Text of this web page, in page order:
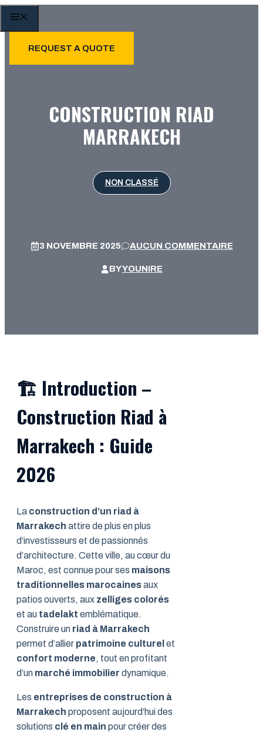
Aller
REQUEST A QUOTE
CONSTRUCTION RIAD
MARRAKECH
NON CLASSÉ
3 NOVEMBRE 2025 AUCUN COMMENTAIRE
BYYOUNIRE
🏗️ Introduction –
Construction Riad à
Marrakech : Guide
2026
La construction d’un riad à
Marrakech attire de plus en plus
d’investisseurs et de passionnés
d’architecture. Cette ville, au cœur du
Maroc, est connue pour ses maisons
traditionnelles marocainesaux
patios ouverts, aux zelliges colorés
et au tadelakt emblématique.
Construire un riad à Marrakech
permet d’allier patrimoine culturel et
confort moderne, tout en profitant
d’un marché immobilier dynamique.
Les entreprises de construction à
Marrakech proposent aujourd’hui des
solutions clé en main pour créer des